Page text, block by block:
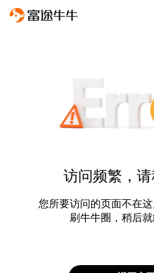
访问频繁，
您所要访问的页面不在
刷牛牛圈，稍后